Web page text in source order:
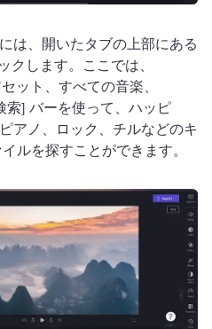
は、開いたタブの上部にある
クします。 ここでは、
ット、すべての音楽、
索] バーを使って、ハッピ
アノ、ロック、チルなどのキ
ルを探すことができます。